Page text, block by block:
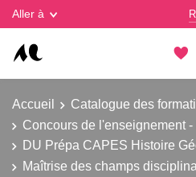
Aller à
Accueil
Catalogue des
Concours de l'enseignement
DU Prépa CAPES Histoire
Maîtrise des champs
Gestion des cookies